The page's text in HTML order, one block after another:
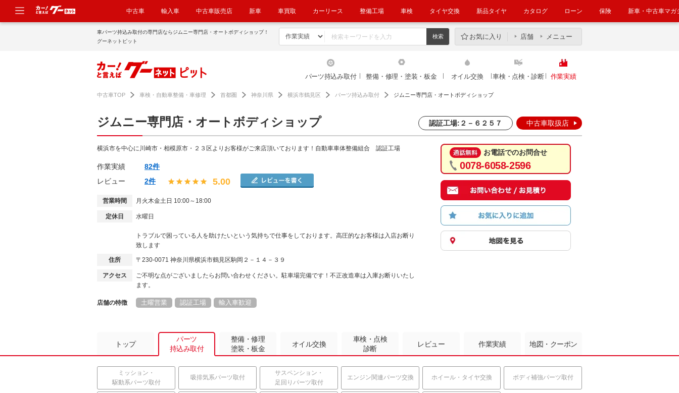
中古車 輸入車 中古車販売店 新車 車買取 カーリース 整備工場 車検 タイヤ交換 新品タイヤ カタログ ローン 保険 新車・中古車マガ
車パーツ持込み取付の専門店ならジムニー専門店・オートボディショップ！
グーネットピット
お気に入り 店舗 メニュー
パーツ持込み取付 整備・修理・塗装・板金 オイル交換 車検・点検・診断 作業実績
中古車TOP 車検・自動車整備・車修理 首都圏 神奈川県 横浜市鶴見区 パーツ持込み取付 ジムニー専門店・オートボディショップ
ジムニー専門店・オートボディショップ 認証工場:２－６２５７ 中古車取扱店
横浜市を中心に川崎市・相模原市・２３区よりお客様がご来店頂いております！自動車車体整備組合 認証工場
作業実績
82件
レビュー
2件 5.00
営業時間 月火木金土日 10:00～18:00
定休日 水曜日
トラブルで困っている人を助けたいという気持ちで仕事をしております。高圧的なお客様は入店お断り
致します
住所 〒230-0071 神奈川県横浜市鶴見区駒岡２－１４－３９
アクセス
ご不明な点がございましたらお問い合わせください。駐車場完備です！不正改造車は入庫お断りいたし
ます。
店舗の特徴 土曜営業 認証工場 輸入車歓迎
お電話でのお問合せ
0078-6058-2596
トップ
パーツ
持込み取付
整備・修理
塗装・板金
オイル交換
車検・点検
診断
レビュー 作業実績 地図・クーポン
ミッション・
駆動系パーツ取付
吸排気系パーツ取付
サスペンション・
足回りパーツ取付
エンジン関連パーツ交換 ホイール・タイヤ交換 ボディ補強パーツ取付